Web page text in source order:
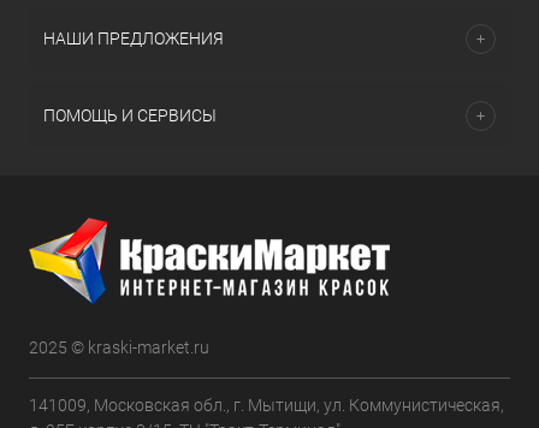
НАШИ ПРЕДЛОЖЕНИЯ
ПОМОЩЬ И СЕРВИСЫ
2025 © kraski-market.ru
141009, Московская обл., г. Мытищи, ул. Коммунистическая,